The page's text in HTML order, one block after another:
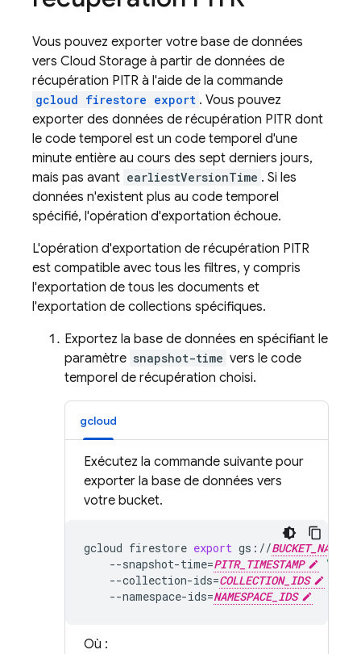
Vous pouvez exporter votre base de données
vers Cloud Storage à partir de données de
récupération PITR à l'aide de la commande
gcloud firestore export . Vous pouvez
exporter des données de récupération PITR dont
le code temporel est un code temporel d'une
minute entière au cours des sept derniers jours,
mais pas avant earliestVersionTime . Si les
données n'existent plus au code temporel
spécifié, l'opération d'exportation échoue.
L'opération d'exportation de récupération PITR
est compatible avec tous les filtres, y compris
l'exportation de tous les documents et
l'exportation de collections spécifiques.
Exportez la base de données en spécifiant le
paramètre snapshot-time vers le code
temporel de récupération choisi.
gcloud
Exécutez la commande suivante pour
exporter la base de données vers
votre bucket.
gcloud firestore export gs://
--snapshot-time=PITR_TIMESTAMP
\
--collection-ids=COLLECTION_IDS
--namespace-ids=NAMESPACE_IDS
Où :